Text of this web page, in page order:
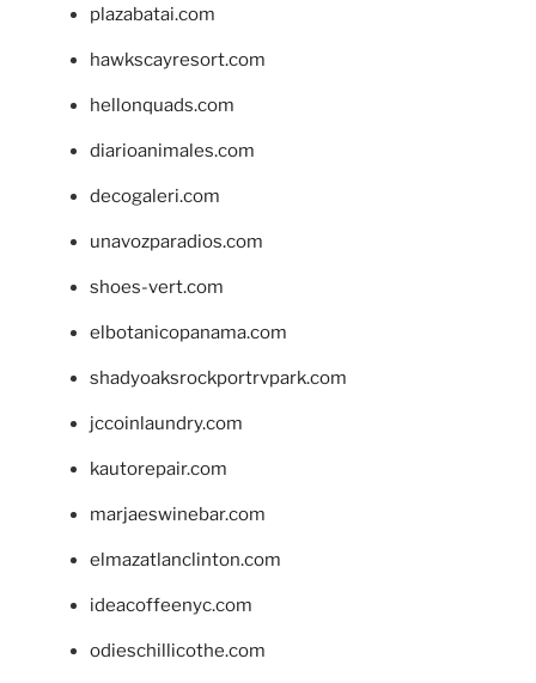
plazabatai.com
hawkscayresort.com
hellonquads.com
diarioanimales.com
decogaleri.com
unavozparadios.com
shoes-vert.com
elbotanicopanama.com
shadyoaksrockportrvpark.com
jccoinlaundry.com
kautorepair.com
marjaeswinebar.com
elmazatlanclinton.com
ideacoffeenyc.com
odieschillicothe.com